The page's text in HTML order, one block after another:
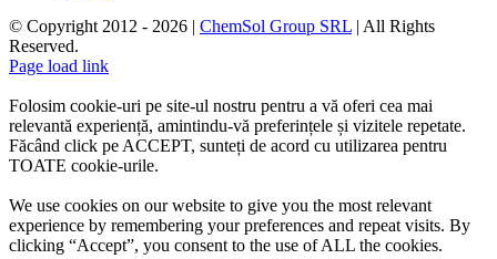
© Copyright 2012 - 2026 | ChemSol Group SRL | All Rights
Reserved.
Page load link
Folosim cookie-uri pe site-ul nostru pentru a vă oferi cea mai
relevantă experiență, amintindu-vă preferințele și vizitele repetate.
Făcând click pe ACCEPT, sunteți de acord cu utilizarea pentru
TOATE cookie-urile.
We use cookies on our website to give you the most relevant
experience by remembering your preferences and repeat visits. By
clicking “Accept”, you consent to the use of ALL the cookies.